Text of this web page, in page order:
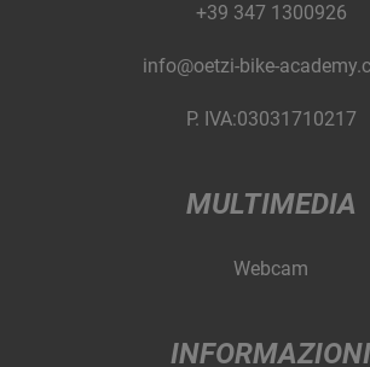
+39 347 1300926
info@oetzi-bike-
P. IVA:03031710217
MULTIMEDIA
Webcam
INFORMAZIONI